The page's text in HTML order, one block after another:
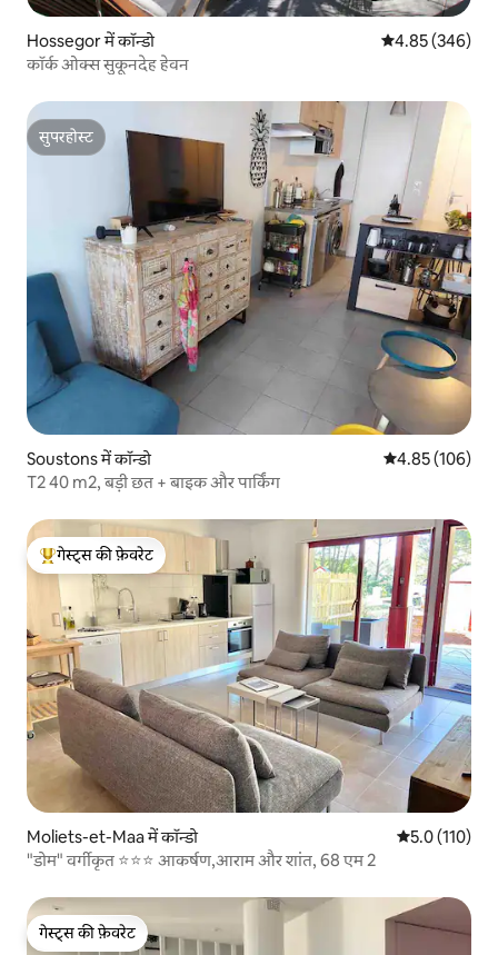
Hossegor में कॉन्डो औसत रेटिंग 5 में से
4.85 (346)
कॉर्क ओक्स सुकूनदेह हेवन
सुपरहोस्ट
सुपरहोस्ट
Soustons में कॉन्डो औसत रेटिंग 5 में से
4.85 (106)
T2 40 m2, बड़ी छत + बाइक और पार्किंग
गेस्ट्स का टॉप फ़ेवरेट
गेस्ट्स की फ़ेवरेट
Moliets-et-Maa में कॉन्डो औसत रेटिंग 5 में
5.0 (110)
"डोम" वर्गीकृत ⭐️⭐️⭐️ आकर्षण,आराम और शांत, 68 एम 2
गेस्ट्स की फ़ेवरेट
गेस्ट्स की फ़ेवरेट